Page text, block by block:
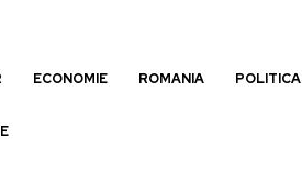
ECONOMIE ROMANIA POLITICA